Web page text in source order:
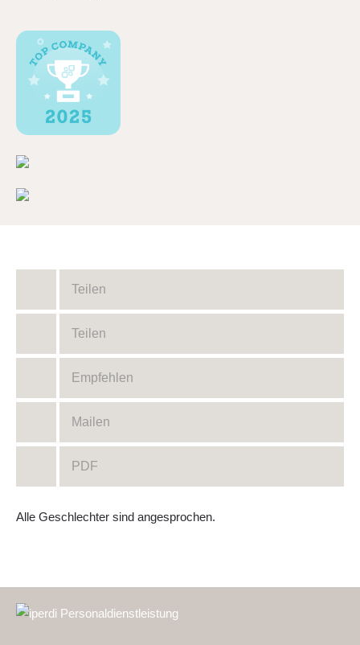
Teilen
Teilen
Empfehlen
Mailen
PDF
Alle Geschlechter sind angesprochen.